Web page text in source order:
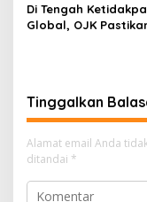
Di Tengah
Global, OJK
Tinggalkan
Alamat email Anda
ditandai *